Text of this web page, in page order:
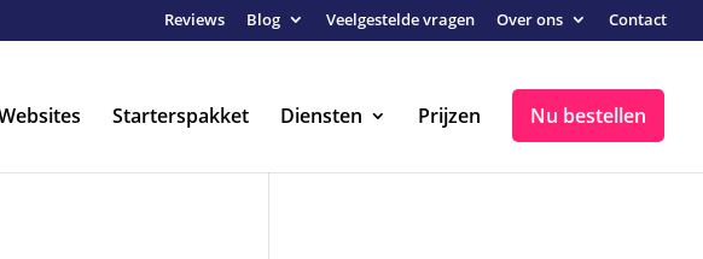
Reviews Blog Veelgestelde vragen Over ons Contact
Starterspakket Diensten Prijzen Nu bestellen